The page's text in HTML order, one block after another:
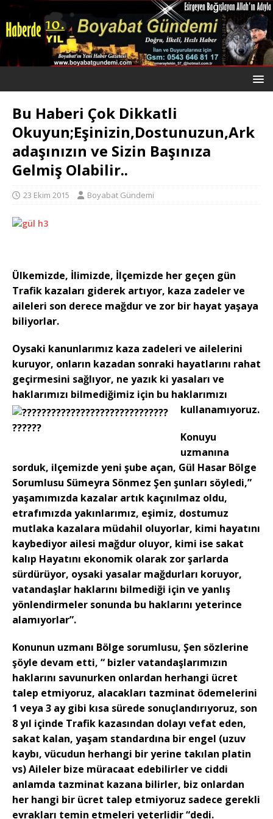
Bu Haberi Çok Dikkatli
Okuyun;Eşinizin,Dostunuzun,Ark
adaşınızın ve Sizin Başınıza
Gelmiş Olabilir..
23 Ekim 2015 Boyabat Gündemi
Ülkemizde, İlimizde, İlçemizde her geçen gün
Trafik kazaları giderek artıyor, kaza zadeler ve
aileleri son derece mağdur ve zor bir hayat yaşaya
biliyorlar.
Oysaki kanunlarımız kaza zadeleri ve ailelerini
kuruyor, onların kazadan sonraki hayatlarını rahat
geçirmesini sağlıyor, ne yazık ki yasaları ve
haklarımızı bilmediğimiz için bu haklarımızı
kullanamıyoruz.
Konuyu
uzmanına
sorduk, ilçemizde yeni şube açan, Gül Hasar Bölge
Sorumlusu Sümeyra Sönmez Şen şunları söyledi,”
yaşamımızda kazalar artık kaçınılmaz oldu,
etrafımızda yakınlarımız, eşimiz, dostumuz
mutlaka kazalara müdahil oluyorlar, kimi hayatını
kaybediyor ailesi mağdur oluyor, kimi ise sakat
kalıp Hayatını ekonomik olarak zor şarlarda
sürdürüyor, oysaki yasalar mağdurları koruyor,
vatandaşlar haklarını bilmediği için ve yanlış
yönlendirmeler sonunda bu haklarını yeterince
alamıyorlar”.
Konunun uzmanı Bölge sorumlusu, Şen sözlerine
şöyle devam etti, “ bizler vatandaşlarımızın
haklarını savunurken onlardan herhangi ücret
talep etmiyoruz, alacakları tazminat ödemelerini
1 veya 3 ay gibi kısa sürede sonuçlandırıyoruz, son
8 yıl içinde Trafik kazasından dolayı vefat eden,
sakat kalan, yaşam standardına bir engel (uzuv
kaybı, vücudun herhangi bir yerine takılan platin
vs) Aileler bize müracaat edebilirler ve ciddi
anlamda tazminat kazana bilirler, biz onlardan
her hangi bir ücret talep etmiyoruz sadece gerekli
evrakları temin etmeleri yeterlidir “dedi.